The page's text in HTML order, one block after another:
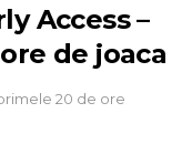
Access –
de joaca
20 de ore